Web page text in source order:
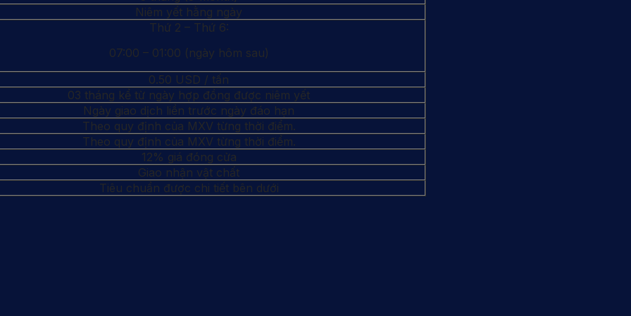
Niêm yết hằng ngày
Thứ 2 – Thứ 6:
07:00 – 01:00 (ngày hôm sau)
0.50 USD / tấn
03 tháng kể từ ngày hợp đồng được niêm yết
Ngày giao dịch liền trước ngày đáo hạn
Theo quy định của MXV từng thời điểm.
Theo quy định của MXV từng thời điểm.
12% giá đóng cửa
Giao nhận vật chất
Tiêu chuẩn được chi tiết bên dưới